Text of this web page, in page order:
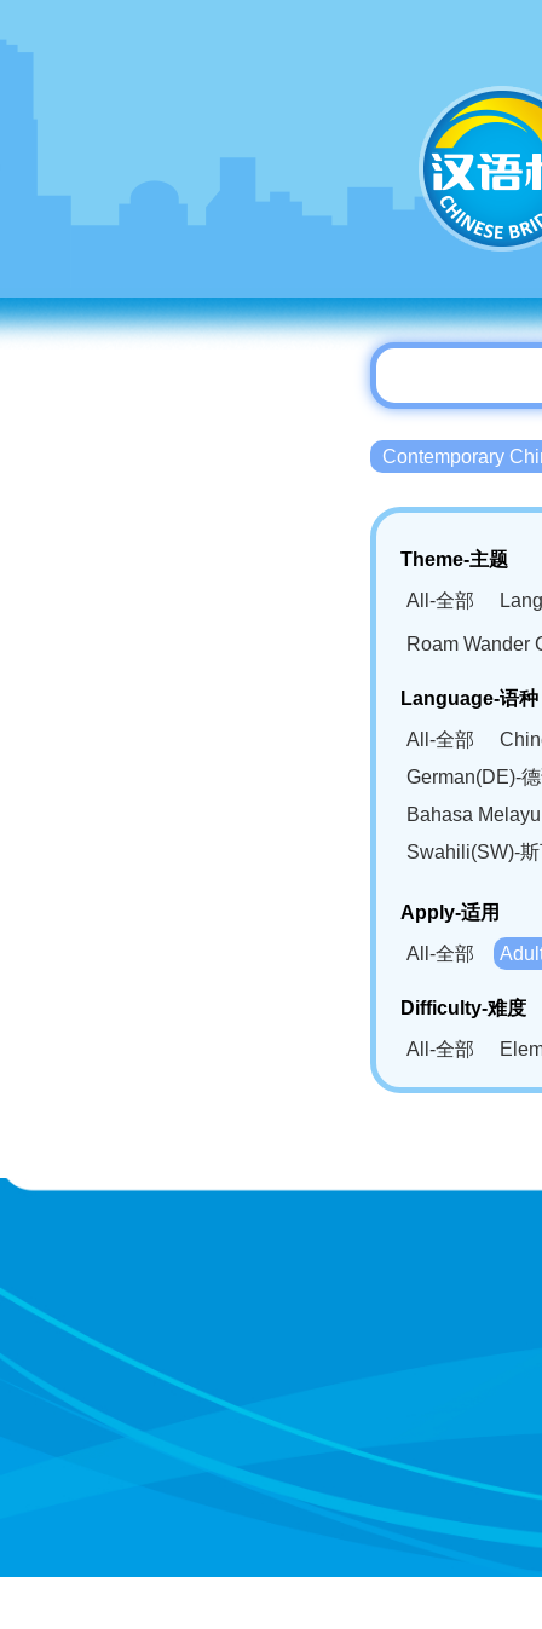
Contemporary
Theme-主题
All-全部
Roam Wander
Language-语种
All-全部
German(DE)-
Bahasa
Swahili(SW)-
Apply-适用
All-全部
Difficulty-难度
All-全部